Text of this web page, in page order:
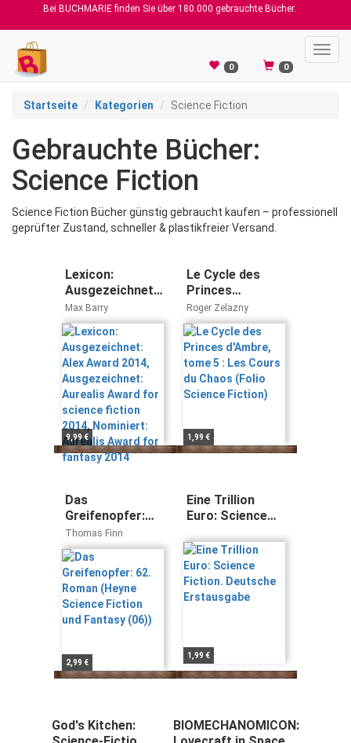
Bei BUCHMARIE finden Sie über 180.000 gebrauchte Bücher.
0 0
Startseite Kategorien Science Fiction
Gebrauchte Bücher:
Science Fiction
Science Fiction Bücher günstig gebraucht kaufen – professionell
geprüfter Zustand, schneller & plastikfreier Versand.
Lexicon:
Ausgezeichnet:
Alex Award
2014,
Ausgezeichnet:
Aurealis Award
for science
fiction 2014,
Nominiert:
Aurealis Award
for fantasy 2014
Max Barry
9,99 €
Le Cycle des
Princes
d'Ambre, tome 5
: Les Cours du
Chaos (Folio
Science Fiction)
Roger Zelazny
1,99 €
Das
Greifenopfer:
62. Roman
(Heyne Science
Fiction und
Fantasy (06))
Thomas Finn
2,99 €
Eine Trillion
Euro: Science
Deutsche
Erstausgabe
1,99 €
God's Kitchen:
BIOMECHANOMICON: